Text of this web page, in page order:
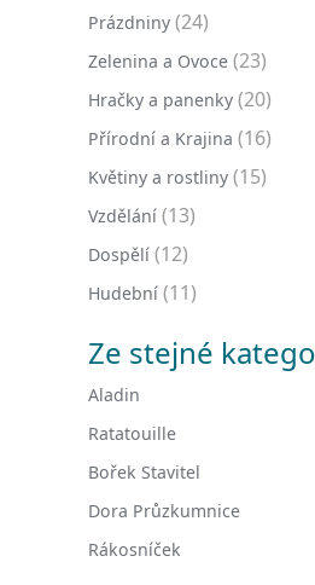
Prázdniny (24)
Zelenina a Ovoce (23)
Hračky a panenky (20)
Přírodní a Krajina (16)
Květiny a rostliny (15)
Vzdělání (13)
Dospělí (12)
Hudební (11)
Ze stejné
Aladin
Ratatouille
Bořek Stavitel
Dora Průzkumnice
Rákosníček